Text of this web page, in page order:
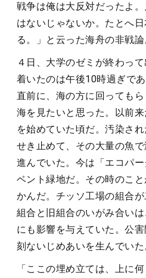
戦争は俺は大反対だったよ
はないじゃないか。たとへ
る。」と云った海舟の非戦論
４日、大学のゼミが終わっ
着いたのは午後10時過ぎで
直前に、海の方に回っても
海を見たいと思った。以前
を始めていた頃だ。汚染さ
せき止めて、その大量の魚
進んでいた。今は「エコパ
ベント緑地だ。その時のこ
かんだ。チッソ工場の組合
組合と旧組合のいがみ合い
にも影響を与えていた。公
刻ないじめあいを生んでいた
「ここの埋め立ては、上に